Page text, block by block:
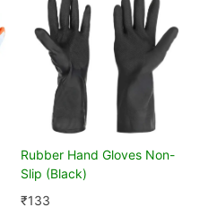
Rubber Hand Gloves Non-
Slip (Black)
₹133